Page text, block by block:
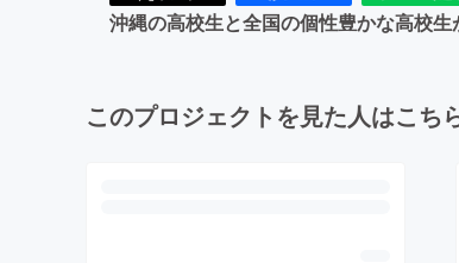
沖縄の高校生と全国の個性豊かな高校
このプロジェクトを見た人はこち